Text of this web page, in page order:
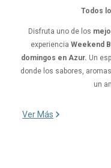
Todos
Disfruta uno de los
experiencia Weekend
domingos en Azur. Un
donde los sabores,
un
Ver Más